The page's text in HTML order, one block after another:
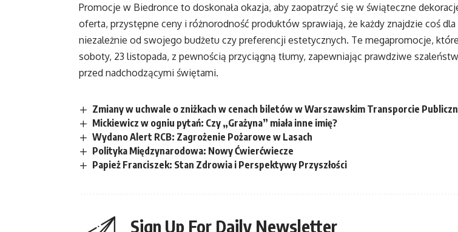
Promocje w Biedronce to doskonała okazja, aby zaopatrzyć się w świąteczne
oferta, przystępne ceny i różnorodność produktów sprawiają, że każdy znajdzie coś dla
niezależnie od swojego budżetu czy preferencji estetycznych. Te megapromocje,
soboty, 23 listopada, z pewnością przyciągną tłumy, zapewniając prawdziwe
przed nadchodzącymi świętami.
Zmiany w uchwale o zniżkach w cenach biletów w Warszawskim Transporcie
Mickiewicz w ogniu pytań: Czy „Grażyna” miała inne imię?
Wydano Alert RCB: Zagrożenie Pożarowe w Lasach
Polityka Międzynarodowa: Nowy Ćwierćwiecze
Papież Franciszek: Stan Zdrowia i Perspektywy Przyszłości
Sign Up For Daily Newsletter